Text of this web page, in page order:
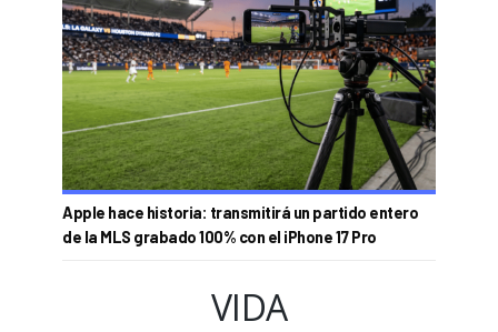
Apple hace historia: transmitirá un partido entero
de la MLS grabado 100% con el iPhone 17 Pro
VIDA